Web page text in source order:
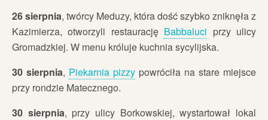
26 sierpnia, twórcy Meduzy, która dość szybko zniknęła z
Kazimierza, otworzyli restaurację Babbaluci przy ulicy
Gromadzkiej. W menu króluje kuchnia sycylijska.
30 sierpnia, Piekarnia pizzy powróciła na stare miejsce
przy rondzie Matecznego.
30 sierpnia, przy ulicy Borkowskiej, wystartował lokal